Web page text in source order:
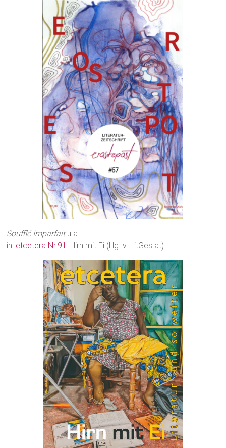
Soufflé Imparfaitu.a.
in: etcetera Nr.91 : Hirn mit Ei (Hg. v. LitGes.at)